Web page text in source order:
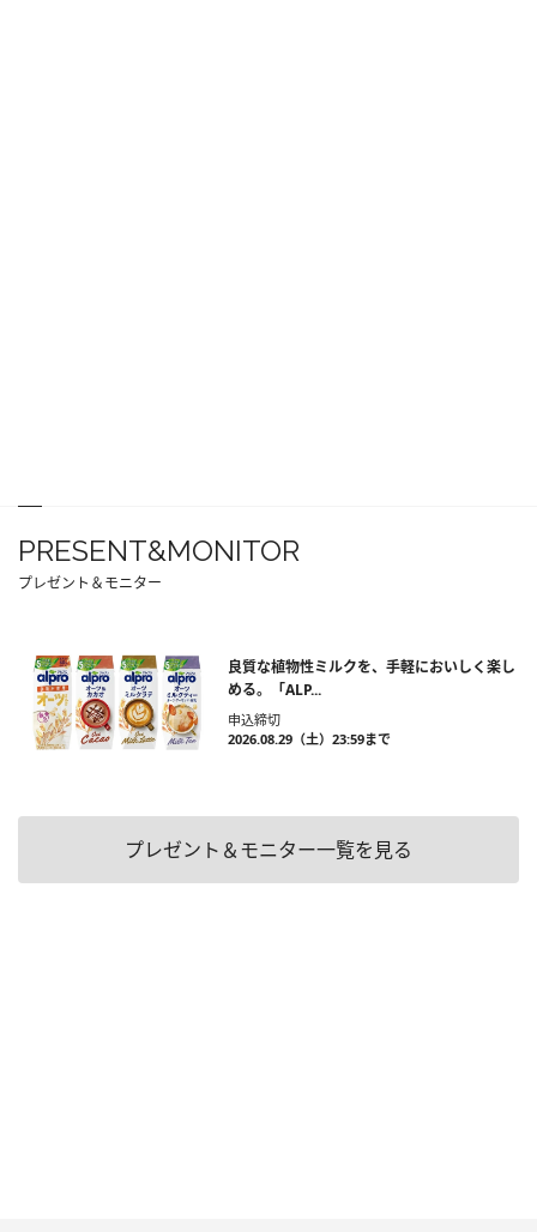
PRESENT&MONITOR
プレゼント＆モニター
良質な植物性ミルクを、手軽においしく楽し
める。「ALP...
申込締切
2026.08.29（土）23:59まで
プレゼント＆モニター一覧を見る